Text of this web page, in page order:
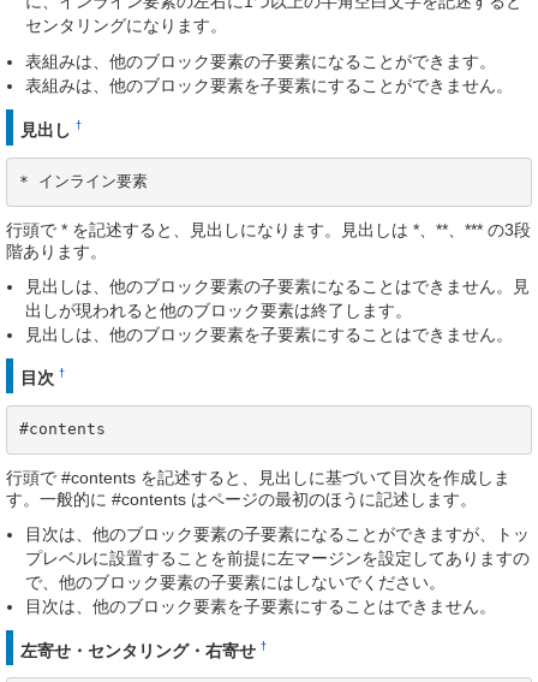
センタリングになります。
表組みは、他のブロック要素の子要素になることができます。
表組みは、他のブロック要素を子要素にすることができません。
見出し †
* インライン要素
行頭で * を記述すると、見出しになります。見出しは *、**、*** の3段
階あります。
見出しは、他のブロック要素の子要素になることはできません。見
出しが現われると他のブロック要素は終了します。
見出しは、他のブロック要素を子要素にすることはできません。
目次 †
#contents
行頭で #contents を記述すると、見出しに基づいて目次を作成しま
す。一般的に #contents はページの最初のほうに記述します。
目次は、他のブロック要素の子要素になることができますが、トッ
プレベルに設置することを前提に左マージンを設定してありますの
で、他のブロック要素の子要素にはしないでください。
目次は、他のブロック要素を子要素にすることはできません。
左寄せ・センタリング・右寄せ †